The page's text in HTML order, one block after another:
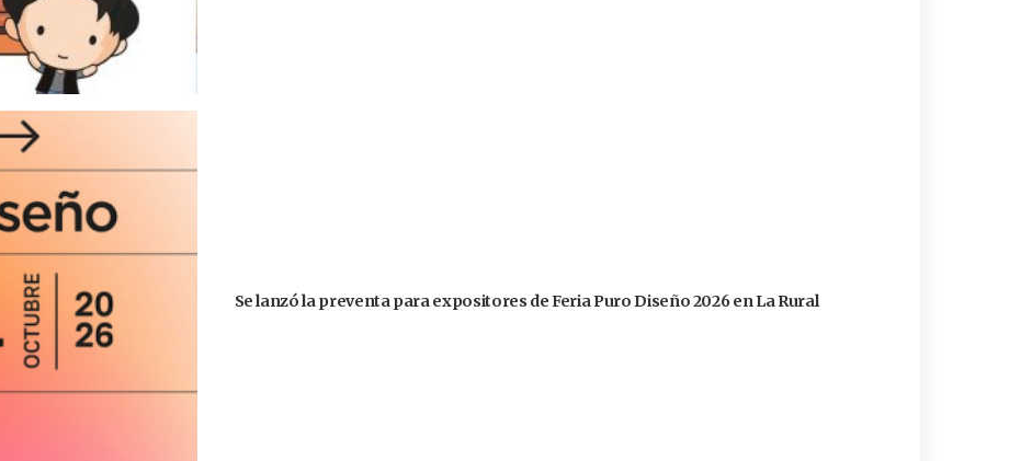
Se lanzó la preventa para expositores de Feria Puro Diseño 2026 en La Rural